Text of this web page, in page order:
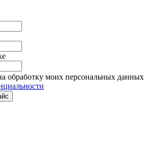
обработку моих персональных данных